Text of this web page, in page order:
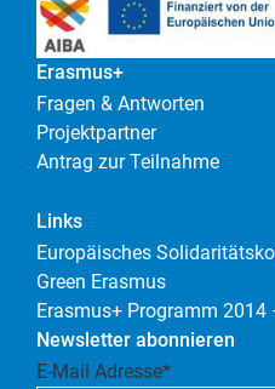
Erasmus+
Fragen & Antworten
Projektpartner
Antrag zur Teilnahme
Links
Europäisches
Green Erasmus
Erasmus+ Programm 2014
Newsletter abonnieren
E-Mail Adresse*